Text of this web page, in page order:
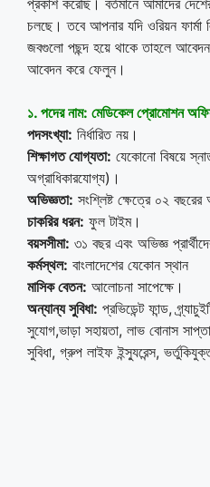
চলছে। তবে আপনার যদি ওরিয়ন ফার্মা
জবগুলো পছন্দ হয়ে থাকে তাহলে আবেদন
আবেদন করে ফেলুন।
১. পদের নাম: মেডিকেল প্রোমোশন
পদসংখ্যা: নির্ধারিত নয়।
শিক্ষাগত যোগ্যতা: যেকোনো বিষয়ে
অগ্রাধিকারযোগ্য)।
অভিজ্ঞতা: সংশ্লিষ্ট ক্ষেত্রে ০২
চাকরির ধরন: ফুল টাইম।
বয়সসীমা: ৩১ বছর এবং অভিজ্ঞ
কর্মস্থল: বাংলাদেশের যেকোন স্থান
মাসিক বেতন: আলোচনা সাপেক্ষে।
অন্যান্য সুবিধা: প্রভিডেন্ট ফান্ড,
সুযোগ,ভাড়া সহায়তা, লাভ বোনাস
সুবিধা, গ্রুপ লাইফ ইন্স্যুরেন্স,